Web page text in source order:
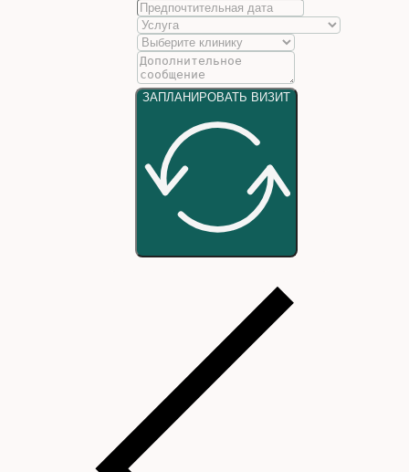
ЗАПЛАНИРОВАТЬ ВИЗИТ